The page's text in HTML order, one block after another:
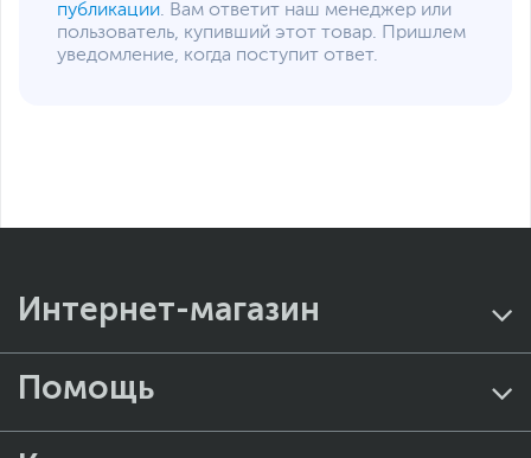
публикации. Вам ответит наш менеджер или
пользователь, купивший этот товар. Пришлем
уведомление, когда поступит ответ.
Интернет-магазин
Помощь